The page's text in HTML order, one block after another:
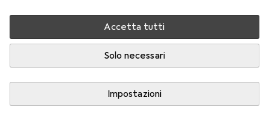
Accetta tutti
Solo necessari
Impostazioni
Consegna tra lun, 17/8 e mer, 19/8
Più di 10 pezzi in stock presso il fornitore
Aggiungi al carrello